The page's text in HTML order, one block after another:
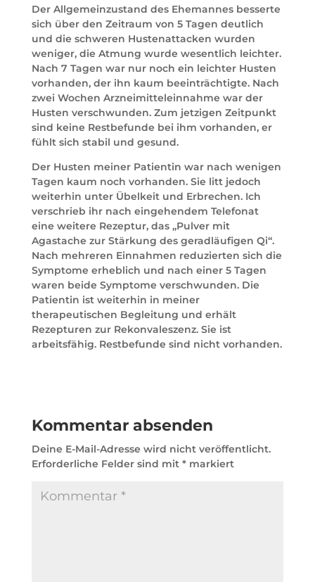
Der Allgemeinzustand des Ehemannes besserte
sich über den Zeitraum von 5 Tagen deutlich
und die schweren Hustenattacken wurden
weniger, die Atmung wurde wesentlich leichter.
Nach 7 Tagen war nur noch ein leichter Husten
vorhanden, der ihn kaum beeinträchtigte. Nach
zwei Wochen Arzneimitteleinnahme war der
Husten verschwunden. Zum jetzigen Zeitpunkt
sind keine Restbefunde bei ihm vorhanden, er
fühlt sich stabil und gesund.
Der Husten meiner Patientin war nach wenigen
Tagen kaum noch vorhanden. Sie litt jedoch
weiterhin unter Übelkeit und Erbrechen. Ich
verschrieb ihr nach eingehendem Telefonat
eine weitere Rezeptur, das „Pulver mit
Agastache zur Stärkung des geradläufigen Qi“.
Nach mehreren Einnahmen reduzierten sich die
Symptome erheblich und nach einer 5 Tagen
waren beide Symptome verschwunden. Die
Patientin ist weiterhin in meiner
therapeutischen Begleitung und erhält
Rezepturen zur Rekonvaleszenz. Sie ist
arbeitsfähig. Restbefunde sind nicht vorhanden.
Kommentar absenden
Deine E-Mail-Adresse wird nicht veröffentlicht.
Erforderliche Felder sind mit *markiert